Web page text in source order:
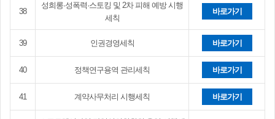
38
성희롱·성폭력·스토킹 및 2차 피해 예방 시행
세칙
바로가기
39 인권경영세칙 바로가기
40 정책연구용역 관리세칙 바로가기
41 계약사무처리 시행세칙 바로가기